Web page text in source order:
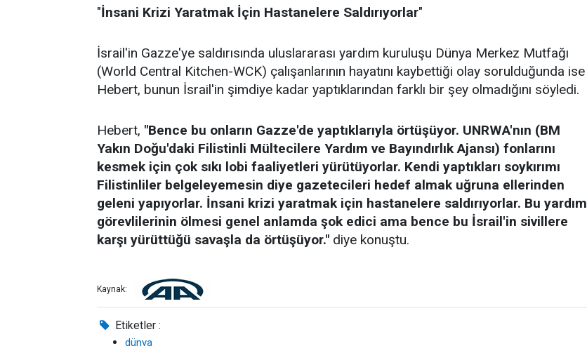
"İnsani Krizi Yaratmak İçin Hastanelere Saldırıyorlar"
İsrail'in Gazze'ye saldırısında uluslararası yardım kuruluşu Dünya Merkez Mutfağı
(World Central Kitchen-WCK) çalışanlarının hayatını kaybettiği olay sorulduğunda ise
Hebert, bunun İsrail'in şimdiye kadar yaptıklarından farklı bir şey olmadığını söyledi.
Hebert, "Bence bu onların Gazze'de yaptıklarıyla örtüşüyor. UNRWA'nın (BM
Yakın Doğu'daki Filistinli Mültecilere Yardım ve Bayındırlık Ajansı) fonlarını
kesmek için çok sıkı lobi faaliyetleri yürütüyorlar. Kendi yaptıkları soykırımı
Filistinliler belgeleyemesin diye gazetecileri hedef almak uğruna ellerinden
geleni yapıyorlar. İnsani krizi yaratmak için hastanelere saldırıyorlar. Bu yardım
görevlilerinin ölmesi genel anlamda şok edici ama bence bu İsrail'in sivillere
karşı yürüttüğü savaşla da örtüşüyor." diye konuştu.
Kaynak:
Etiketler :
dünya